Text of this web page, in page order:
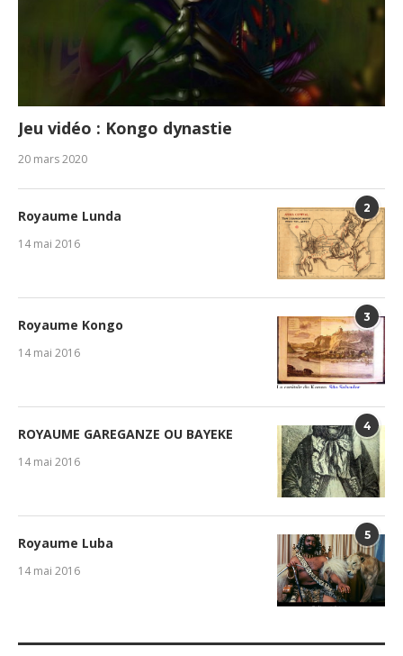
Jeu vidéo : Kongo dynastie
20 mars 2020
2
Royaume Lunda
14 mai 2016
3
Royaume Kongo
14 mai 2016
4
ROYAUME GAREGANZE OU BAYEKE
14 mai 2016
5
Royaume Luba
14 mai 2016